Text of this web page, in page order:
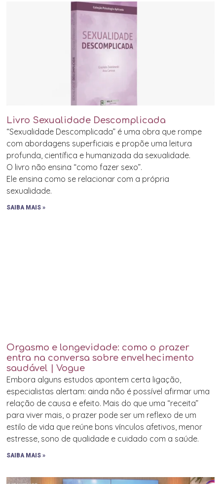
Livro Sexualidade Descomplicada
“Sexualidade Descomplicada” é uma obra que rompe
com abordagens superficiais e propõe uma leitura
profunda, científica e humanizada da sexualidade.
O livro não ensina “como fazer sexo”.
Ele ensina como se relacionar com a própria
sexualidade.
SAIBA MAIS »
Orgasmo e longevidade: como o prazer
entra na conversa sobre envelhecimento
saudável | Vogue
Embora alguns estudos apontem certa ligação,
especialistas alertam: ainda não é possível afirmar uma
relação de causa e efeito. Mais do que uma “receita”
para viver mais, o prazer pode ser um reflexo de um
estilo de vida que reúne bons vínculos afetivos, menor
estresse, sono de qualidade e cuidado com a saúde.
SAIBA MAIS »